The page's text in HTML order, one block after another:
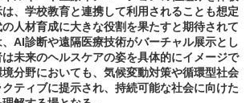
、学校教育と連携して利用されることも想定
人材育成に大きな役割を果たすと期待されて
AI診断や遠隔医療技術がバーチャル展示とし
未来のヘルスケアの姿を具体的にイメージで
分野においても、気候変動対策や循環型社会
ティブに提示され、持続可能な社会に向けた